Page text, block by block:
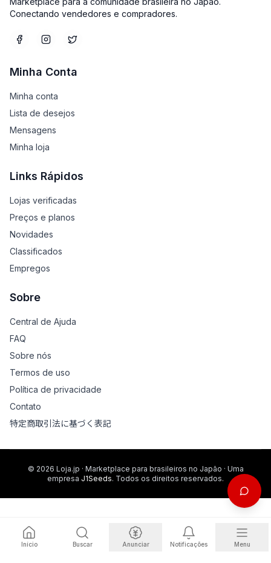
Conectando vendedores e compradores.
Minha Conta
Minha conta
Lista de desejos
Mensagens
Minha loja
Links Rápidos
Lojas verificadas
Preços e planos
Novidades
Classificados
Empregos
Sobre
Central de Ajuda
FAQ
Sobre nós
Termos de uso
Política de privacidade
Contato
特定商取引法に基づく表記
© 2026 Loja.jp · Marketplace para brasileiros no Japão · Uma
empresa J1Seeds. Todos os direitos reservados.
Início Buscar Anunciar Notificações Menu